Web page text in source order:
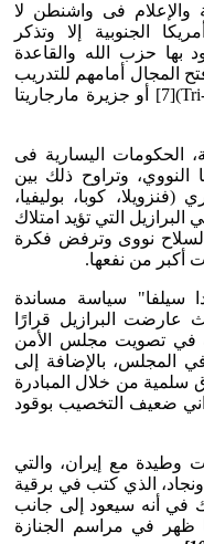
والإعلام فى واشنطن لا
الجنوبية إلا وتذكر
بها حزب الله والقاعدة
المجال أمامهم للتدريب
فى منطقة الحدود الثلاثية (Tri-border area)[7] أو جزيرة مارجاريتا
الحكومات اليسارية فى
النووي، وتراوح ذلك بين
(فنزويلا، كوبا، بوليفيا،
البرازيل التي تؤيد امتلاك
لسلاح نووى وترفض فكرة
أكبر من نفعها.
دا سيلفا" سياسة مساندة
عارضت البرازيل قرارًا
في تصويت مجلس الأمن
في المجلس، بالإضافة إلى
سلمية من خلال المبادرة
ضعيف التخصيب بوقود
مع إيران، والتي
الذي كتب في برقية
في أنه سيعود إلى جانب
ظهر في مراسم الجنازة